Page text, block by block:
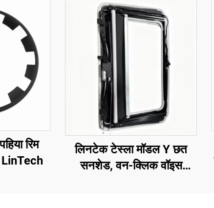
रिम
LinTech
लिनटेक टेस्ला मॉडल Y छत
सनशेड, वन-क्लिक वॉइस